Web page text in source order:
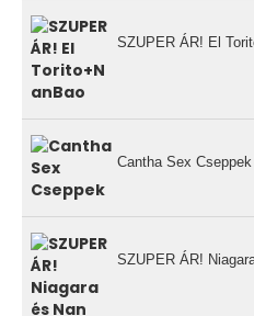
SZUPER ÁR! El
Cantha Sex Cseppek
SZUPER ÁR!